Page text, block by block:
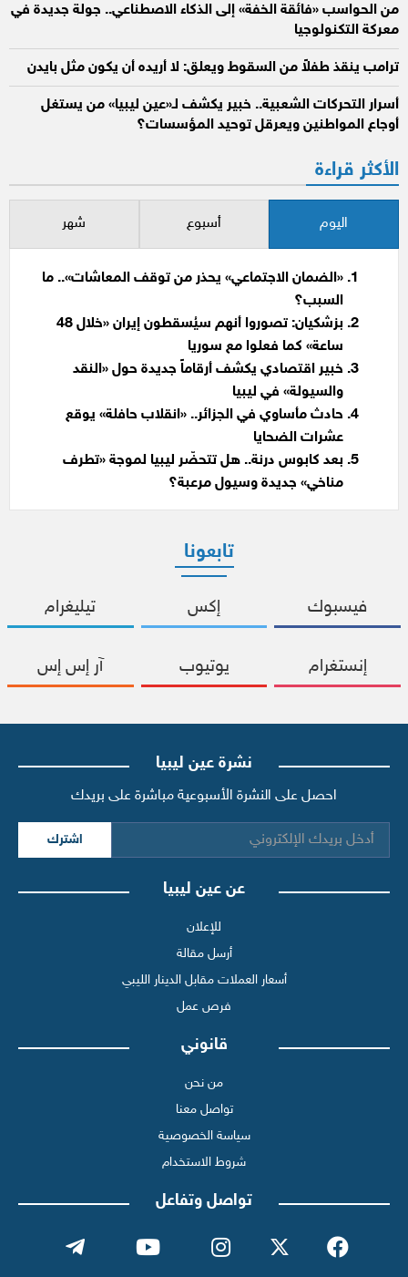
من الحواسب «فائقة الخفة» إلى الذكاء الاصطناعي.. جولة جديدة في
معركة التكنولوجيا
ترامب ينقذ طفلاً من السقوط ويعلق: لا أريده أن يكون مثل بايدن
أسرار التحركات الشعبية.. خبير يكشف لـ«عين ليبيا» من يستغل
أوجاع المواطنين ويعرقل توحيد المؤسسات؟
الأكثر قراءة
اليوم أسبوع شهر
«الضمان الاجتماعي» يحذر من توقف المعاشات».. ما
السبب؟
بزشكيان: تصوروا أنهم سيُسقطون إيران «خلال 48
ساعة» كما فعلوا مع سوريا
خبير اقتصادي يكشف أرقاماً جديدة حول «النقد
والسيولة» في ليبيا
حادث مأساوي في الجزائر.. «انقلاب حافلة» يوقع
عشرات الضحايا
بعد كابوس درنة.. هل تتحضّر ليبيا لموجة «تطرف
مناخي» جديدة وسيول مرعبة؟
تابعونا
فيسبوك إكس تيليغرام
إنستغرام يوتيوب آر إس إس
نشرة عين ليبيا
احصل على النشرة الأسبوعية مباشرة على بريدك
اشترك
عن عين ليبيا
للإعلان
أرسل مقالة
أسعار العملات مقابل الدينار الليبي
فرص عمل
قانوني
من نحن
تواصل معنا
سياسة الخصوصية
شروط الاستخدام
تواصل وتفاعل